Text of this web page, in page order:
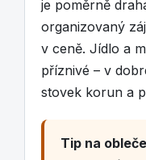
je poměrně
organizovaný
v ceně. Jídlo a
příznivé – v
stovek korun a
Tip na